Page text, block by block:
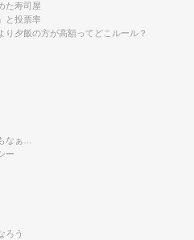
た寿司屋
と投票率
り夕飯の方が高額ってどこルール？
なぁ…
ー
ろう